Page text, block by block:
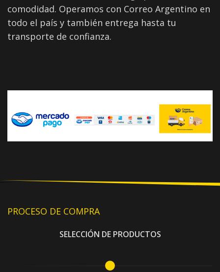
comodidad. Operamos con Correo Argentino en
todo el país y también entrega hasta tu
transporte de confianza.
PROCESO DE COMPRA
SELECCIÓN DE PRODUCTOS